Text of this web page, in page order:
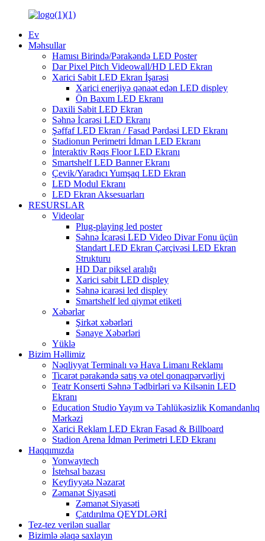
Ev
Məhsullar
Hamısı Birində/Pərakəndə LED Poster
Dar Pixel Pitch Videowall/HD LED Ekran
Xarici Sabit LED Ekran İşarəsi
Xarici enerjiyə qənaət edən LED displey
Ön Baxım LED Ekranı
Daxili Sabit LED Ekran
Səhnə İcarəsi LED Ekranı
Şəffaf LED Ekran / Fasad Pərdəsi LED Ekranı
Stadionun Perimetri İdman LED Ekranı
İnteraktiv Rəqs Floor LED Ekranı
Smartshelf LED Banner Ekranı
Çevik/Yaradıcı Yumşaq LED Ekran
LED Modul Ekranı
LED Ekran Aksesuarları
RESURSLAR
Videolar
Plug-playing led poster
Səhnə İcarəsi LED Video Divar Fonu üçün
Standart LED Ekran Çərçivəsi LED Ekran
Strukturu
HD Dar piksel aralığı
Xarici sabit LED displey
Səhnə icarəsi led displey
Smartshelf led qiymət etiketi
Xəbərlər
Şirkət xəbərləri
Sənaye Xəbərləri
Yüklə
Bizim Həllimiz
Nəqliyyat Terminalı və Hava Limanı Reklamı
Ticarət pərakəndə satış və otel qonaqpərvərliyi
Teatr Konserti Səhnə Tədbirləri və Kilsənin LED
Ekranı
Education Studio Yayım və Təhlükəsizlik Komandanlıq
Mərkəzi
Xarici Reklam LED Ekran Fasad & Billboard
Stadion Arena İdman Perimetri LED Ekranı
Haqqımızda
Yonwaytech
İstehsal bazası
Keyfiyyətə Nəzarət
Zəmanət Siyasəti
Zəmanət Siyasəti
Çatdırılma QEYDLƏRİ
Tez-tez verilən suallar
Bizimlə əlaqə saxlayın